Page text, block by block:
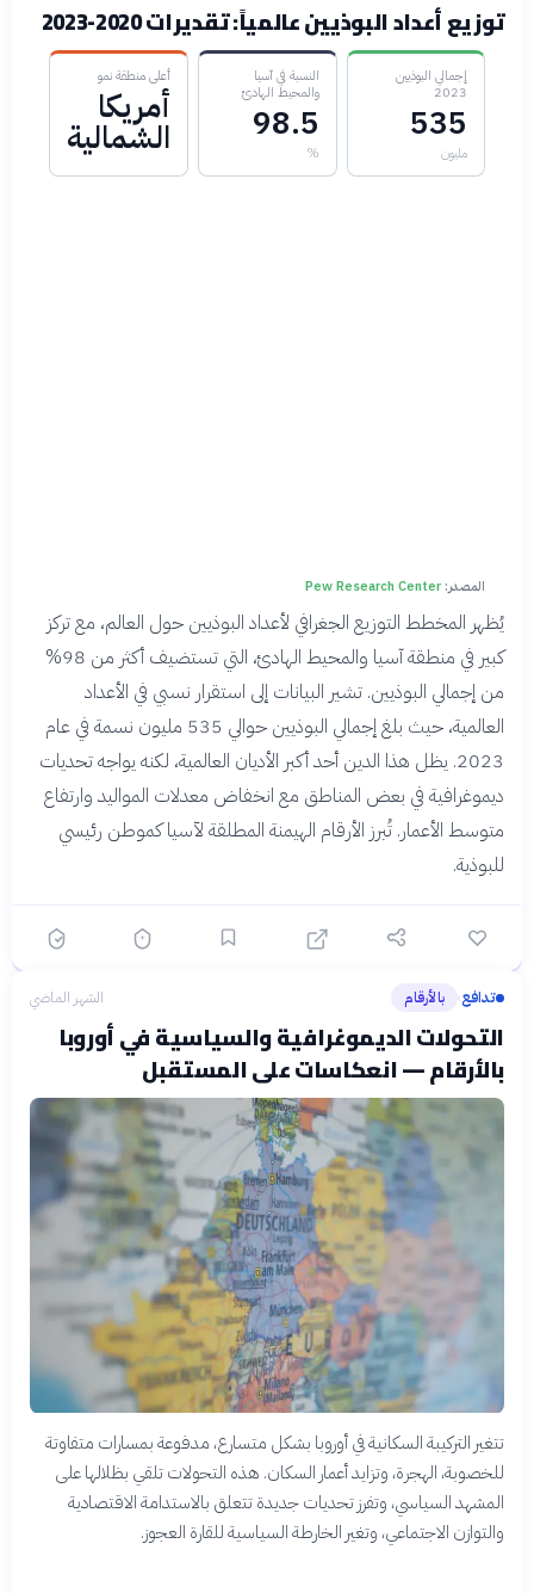
توزيع أعداد البوذيين عالمياً: تقديرات 2020-2023
إجمالي البوذيين
2023
535
مليون
النسبة في آسيا
والمحيط الهادئ
98.5
%
أعلى منطقة نمو
أمريكا
الشمالية
المصدر: Pew Research Center
يُظهر المخطط التوزيع الجغرافي لأعداد البوذيين حول العالم، مع تركز
كبير في منطقة آسيا والمحيط الهادئ، التي تستضيف أكثر من 98%
من إجمالي البوذيين. تشير البيانات إلى استقرار نسبي في الأعداد
العالمية، حيث بلغ إجمالي البوذيين حوالي 535 مليون نسمة في عام
2023. يظل هذا الدين أحد أكبر الأديان العالمية، لكنه يواجه تحديات
ديموغرافية في بعض المناطق مع انخفاض معدلات المواليد وارتفاع
متوسط الأعمار. تُبرز الأرقام الهيمنة المطلقة لآسيا كموطن رئيسي
للبوذية.
تدافع› بالأرقام الشهر الماضي
التحولات الديموغرافية والسياسية في أوروبا
بالأرقام — انعكاسات على المستقبل
تتغير التركيبة السكانية في أوروبا بشكل متسارع، مدفوعة بمسارات متفاوتة
للخصوبة، الهجرة، وتزايد أعمار السكان. هذه التحولات تلقي بظلالها على
المشهد السياسي، وتفرز تحديات جديدة تتعلق بالاستدامة الاقتصادية
والتوازن الاجتماعي، وتغير الخارطة السياسية للقارة العجوز.